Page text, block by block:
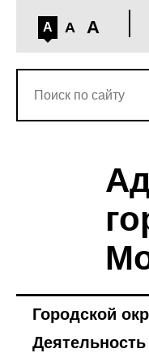
A A A
Городской
Деятельность